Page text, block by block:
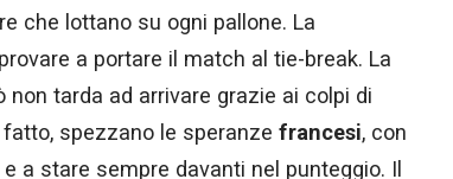
che lottano su ogni pallone. La
a portare il match al tie-break. La
non tarda ad arrivare grazie ai colpi di
spezzano le speranze francesi, con
a stare sempre davanti nel punteggio. Il